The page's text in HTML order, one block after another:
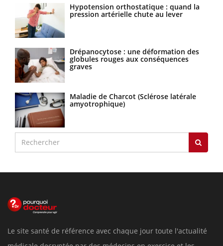
Hypotension orthostatique : quand la
pression artérielle chute au lever
Drépanocytose : une déformation des
globules rouges aux conséquences
graves
Maladie de Charcot (Sclérose latérale
amyotrophique)
Le site santé de référence avec chaque jour toute l'actualité